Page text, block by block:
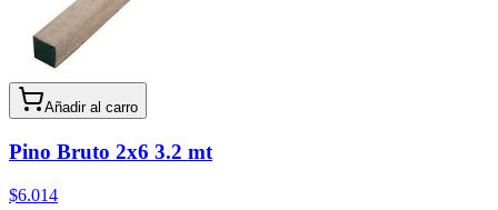
Añadir al carro
Pino Bruto 2x6 3.2 mt
$6.014